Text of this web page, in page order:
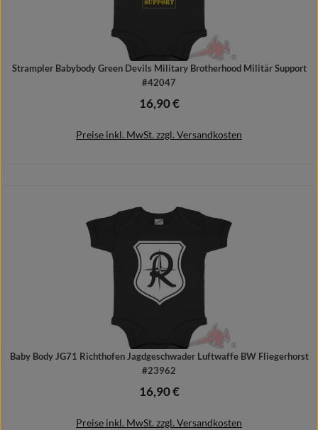
Strampler Babybody Green Devils Military Brotherhood Militär Support
#42047
Regulärer Preis:
16,90 €
Preise inkl. MwSt. zzgl. Versandkosten
Details
Baby Body JG71 Richthofen Jagdgeschwader Luftwaffe BW Fliegerhorst
#23962
Regulärer Preis:
16,90 €
Preise inkl. MwSt. zzgl. Versandkosten